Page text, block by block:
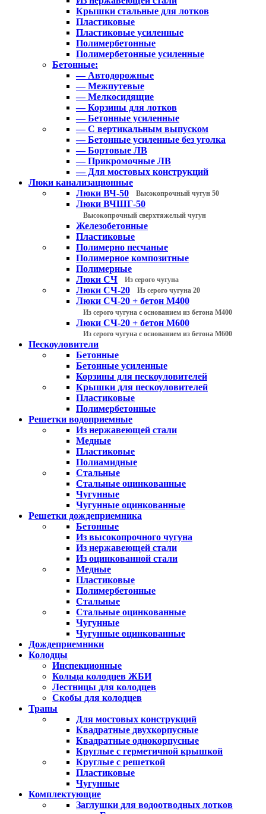
Крышки стальные для лотков
Пластиковые
Пластиковые усиленные
Полимербетонные
Полимербетонные усиленные
Бетонные:
— Автодорожные
— Межпутевые
— Мелкосидящие
— Корзины для лотков
— Бетонные усиленные
— С вертикальным выпуском
— Бетонные усиленные без уголка
— Бортовые ЛВ
— Прикромочные ЛВ
— Для мостовых конструкций
Люки канализационные
Люки ВЧ-50
Высокопрочный чугун 50
Люки ВЧШГ-50
Высокопрочный сверхтяжелый чугун
Железобетонные
Пластиковые
Полимерно песчаные
Полимерное композитные
Полимерные
Люки СЧ
Из серого чугуна
Люки СЧ-20 Из серого чугуна 20
Люки СЧ-20 + бетон М400
Из серого чугуна с основанием из бетона М400
Люки СЧ-20 + бетон М600
Из серого чугуна с основанием из бетона М600
Пескоуловители
Бетонные
Бетонные усиленные
Корзины для пескоуловителей
Крышки для пескоуловителей
Пластиковые
Полимербетонные
Решетки водоприемные
Из нержавеющей стали
Медные
Пластиковые
Полиамидные
Стальные
Стальные оцинкованные
Чугунные
Чугунные оцинкованные
Решетки дождеприемника
Бетонные
Из высокопрочного чугуна
Из нержавеющей стали
Из оцинкованной стали
Медные
Пластиковые
Полимербетонные
Стальные
Стальные оцинкованные
Чугунные
Чугунные оцинкованные
Дождеприемники
Колодцы
Инспекционные
Кольца колодцев ЖБИ
Лестницы для колодцев
Скобы для колодцев
Трапы
Для мостовых конструкций
Квадратные двухкорпусные
Квадратные однокорпусные
Круглые с герметичной крышкой
Круглые с решеткой
Пластиковые
Чугунные
Комплектующие
Заглушки для водоотводных лотков